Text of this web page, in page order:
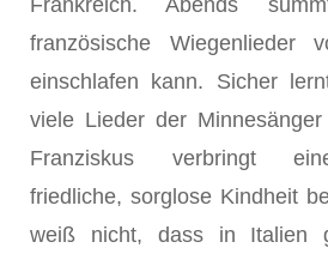
Frankreich. Abends
französische
einschlafen kann. Sicher
viele Lieder der
Franziskus verbringt
friedliche, sorglose Kindheit
weiß nicht, dass in Italien